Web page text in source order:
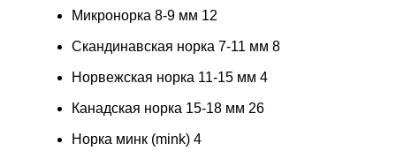
Микронорка 8-9 мм 12
Скандинавская норка 7-11 мм 8
Норвежская норка 11-15 мм 4
Канадская норка 15-18 мм 26
Норка минк (mink) 4